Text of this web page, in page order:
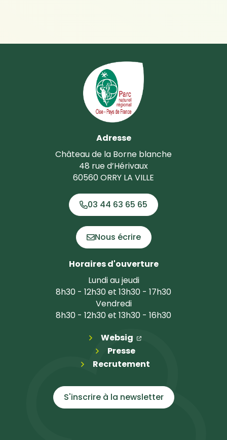
Adresse
Château de la Borne blanche
48 rue d’Hérivaux
60560 ORRY LA VILLE
03 44 63 65 65
Nous écrire
Horaires d'ouverture
Lundi au jeudi
8h30 - 12h30 et 13h30 - 17h30
Vendredi
8h30 - 12h30 et 13h30 - 16h30
Websig (ouverture dans un
(ouverture dans
Presse
Recrutement
S'inscrire à la newsletter